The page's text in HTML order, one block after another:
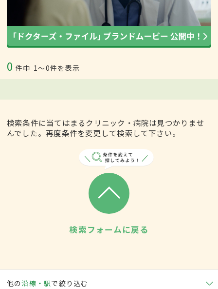
0 件中 1〜0件を表示
検索条件に当てはまるクリニック・病院は見つかりませ
んでした。再度条件を変更して検索して下さい。
検索フォームに戻る
他の沿線・駅で絞り込む